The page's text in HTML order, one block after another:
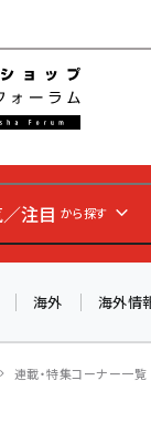
ネット
注目 から探す
海外 海外情
連載・特集コーナー一覧